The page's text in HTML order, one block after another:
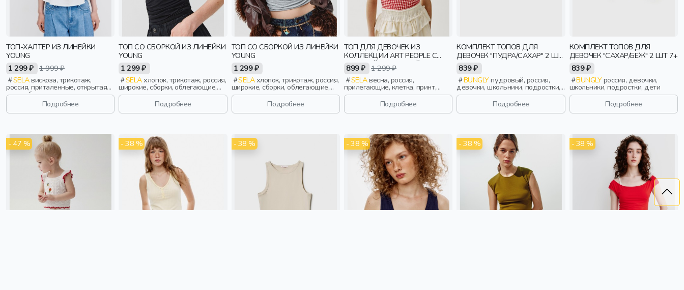
ТОП-ХАЛТЕР ИЗ ЛИНЕЙКИ
YOUNG
1 299 ₽ 1 999 ₽
SELAвискоза, трикотаж,
россия, приталенные, открытая
спина, бант, вырез, девочки,
старшеклассники, дети
Подробнее
ТОП СО СБОРКОЙ ИЗ ЛИНЕЙКИ
YOUNG
1 299 ₽
SELAхлопок, трикотаж, россия,
широкие, сборки, облегающие,
девочки, старшеклассники, дети
Подробнее
ТОП СО СБОРКОЙ ИЗ ЛИНЕЙКИ
YOUNG
1 299 ₽
SELAхлопок, трикотаж, россия,
широкие, сборки, облегающие,
девочки, старшеклассники, дети
Подробнее
ТОП ДЛЯ ДЕВОЧЕК ИЗ
КОЛЛЕКЦИИ ART PEOPLE С
АВРОРОЙ ЕФИМОВОЙ
899 ₽ 1 299 ₽
SELAвесна, россия,
прилегающие, клетка, принт,
тонкие, кружево, девочки, дети
Подробнее
КОМПЛЕКТ ТОПОВ ДЛЯ
ДЕВОЧЕК "ПУДРА/САХАР" 2 ШТ
7+
839 ₽
BUNGLYпудровый, россия,
девочки, школьники, подростки,
дети
Подробнее
КОМПЛЕКТ ТОПОВ ДЛЯ
ДЕВОЧЕК "САХАР/БЕЖ" 2 ШТ 7+
839 ₽
BUNGLYроссия, девочки,
школьники, подростки, дети
Подробнее
- 47 % - 38 % - 38 % - 38 % - 38 % - 38 %